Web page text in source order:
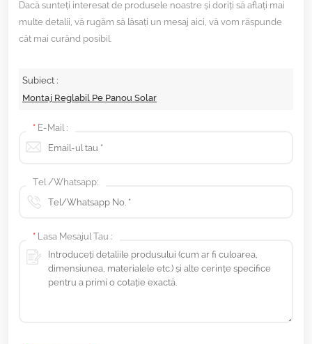
Dacă sunteți interesat de produsele noastre și doriți să aflați mai
multe detalii, vă rugăm să lăsați un mesaj aici, vă vom răspunde
cât mai curând posibil.
Subiect :
Montaj Reglabil Pe Panou Solar
* E-Mail :
Tel /Whatsapp:
* Lasa Mesajul Tau :